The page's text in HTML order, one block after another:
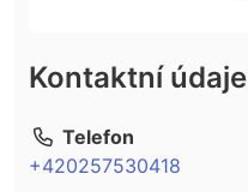
Kontaktní údaje
Telefon
+420257530418